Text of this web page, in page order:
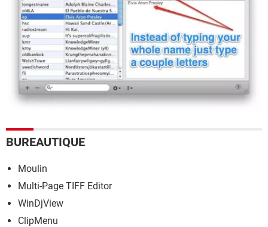
BUREAUTIQUE
Moulin
Multi-Page TIFF Editor
WinDjView
ClipMenu